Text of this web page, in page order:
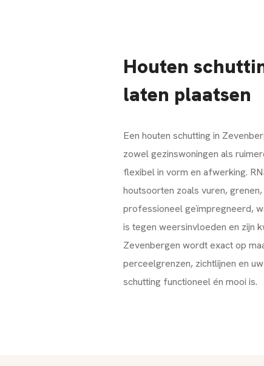
Houten
laten plaatsen
Een houten schutting in
zowel gezinswoningen als
flexibel in vorm en afwerking.
houtsoorten zoals vuren,
professioneel geïmpregneerd,
is tegen weersinvloeden en zijn
Zevenbergen wordt exact op
perceelgrenzen, zichtlijnen en
schutting functioneel én mooi is.